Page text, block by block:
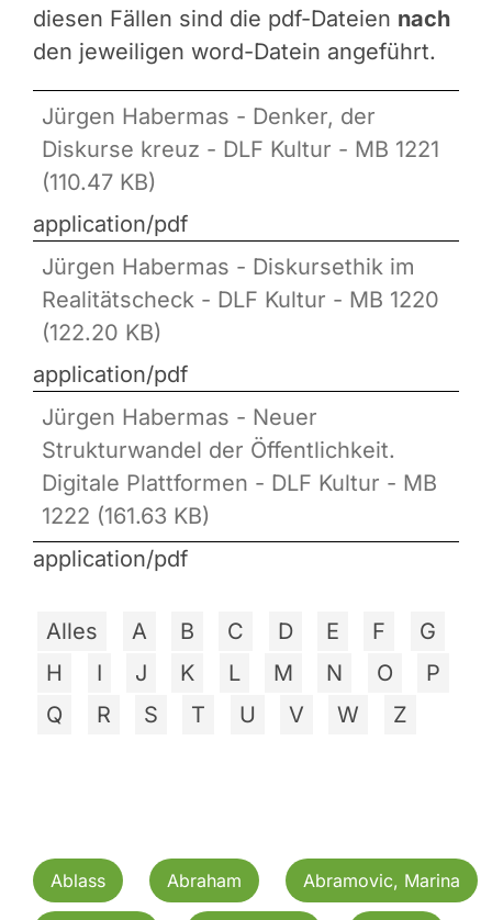
diesen Fällen sind die pdf-Dateien nach
den jeweiligen word-Datein angeführt.
Jürgen Habermas - Denker, der
Diskurse kreuz - DLF Kultur - MB 1221
(110.47 KB)
application/pdf
Jürgen Habermas - Diskursethik im
Realitätscheck - DLF Kultur - MB 1220
(122.20 KB)
application/pdf
Jürgen Habermas - Neuer
Strukturwandel der Öffentlichkeit.
Digitale Plattformen - DLF Kultur - MB
1222 (161.63 KB)
application/pdf
Alles A B C D E F
G
H
I J K L M N O
P
Q
R S T U V W Z
Ablass Abraham Abramovic, Marina